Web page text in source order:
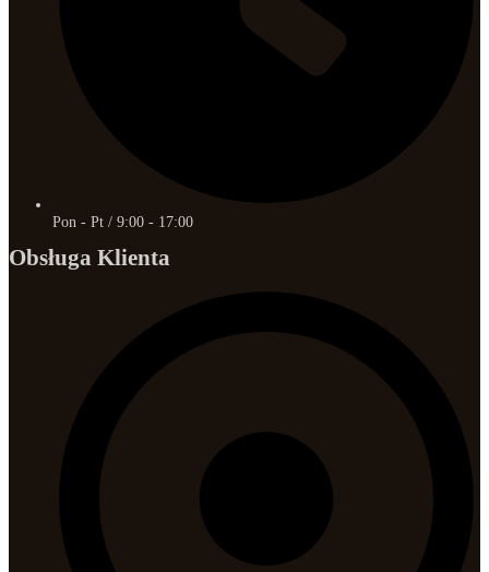
Pon - Pt / 9:00 - 17:00
Obsługa Klienta